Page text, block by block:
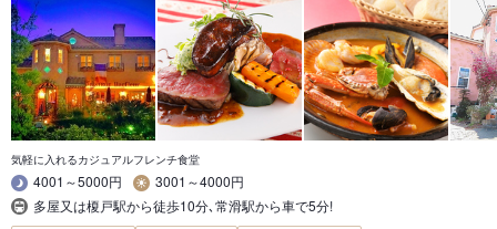
気軽に入れるカジュアルフレンチ食堂
4001～5000円
3001～4000円
多屋又は榎戸駅から徒歩10分､常滑駅から車で5分!